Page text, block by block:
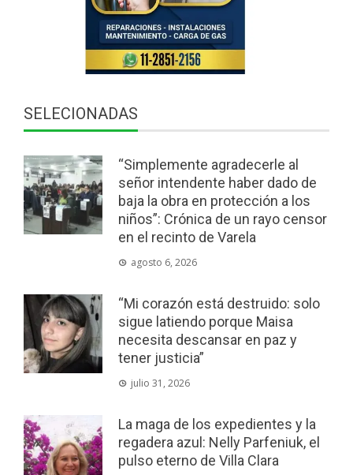
SELECIONADAS
“Simplemente agradecerle al
señor intendente haber dado de
baja la obra en protección a los
niños”: Crónica de un rayo censor
en el recinto de Varela
agosto 6, 2026
“Mi corazón está destruido: solo
sigue latiendo porque Maisa
necesita descansar en paz y
tener justicia”
julio 31, 2026
La maga de los expedientes y la
regadera azul: Nelly Parfeniuk, el
pulso eterno de Villa Clara